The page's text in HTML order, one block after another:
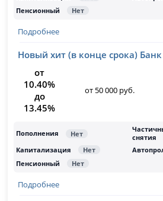
Подробнее
Новый хит (в конце срока)
от
10.40%
до
13.45%
от 50 000 руб.
Подробнее